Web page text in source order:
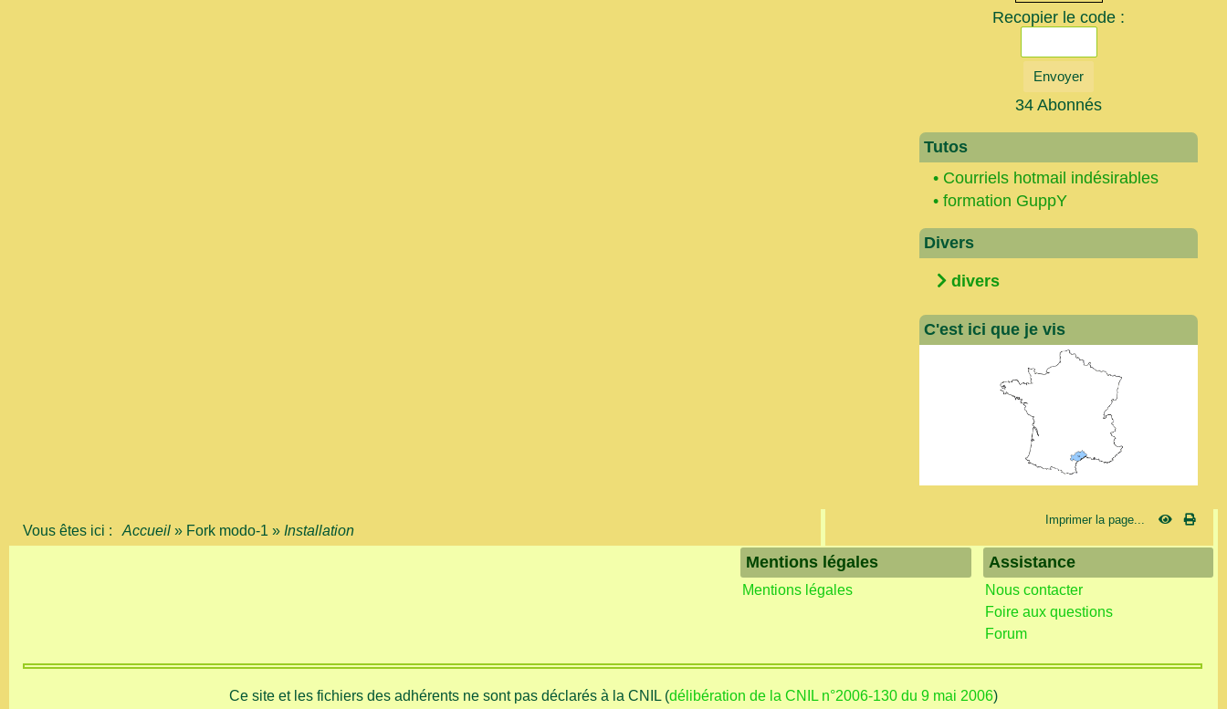
Recopier le code :
Envoyer
34 Abonnés
Tutos
• Courriels hotmail indésirables
• formation GuppY
Divers
divers
C'est ici que je vis
Vous êtes ici : Accueil » Fork modo-1 » Installation
Imprimer la page...
Mentions légales
Mentions légales
Assistance
Nous contacter
Foire aux questions
Forum
Ce site et les fichiers des adhérents ne sont pas déclarés à la CNIL (délibération de la CNIL n°2006-130 du 9 mai 2006)